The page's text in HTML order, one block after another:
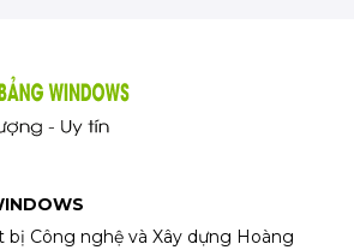
bị Công nghệ và Xây dựng Hoàng